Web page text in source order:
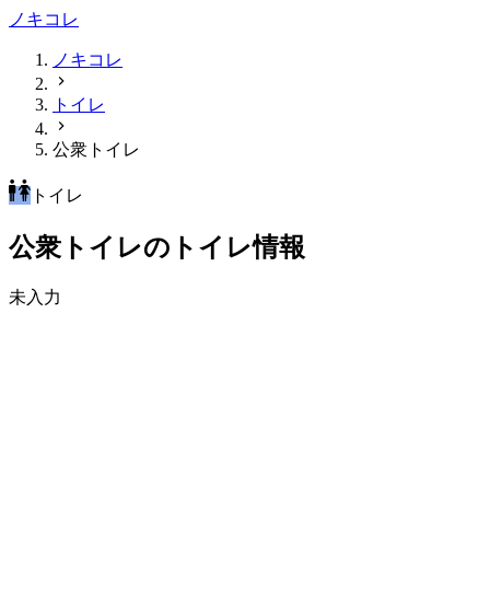
ノキコレ
ノキコレ
トイレ
公衆トイレ
トイレ
公衆トイレのトイレ情報
未入力